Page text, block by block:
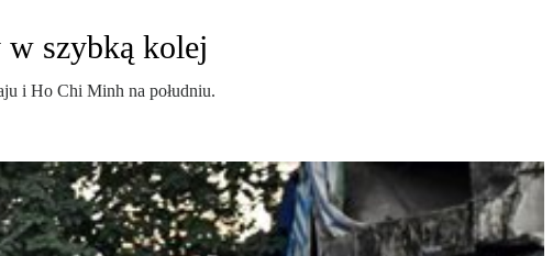
szybką kolej
i Ho Chi Minh na południu.